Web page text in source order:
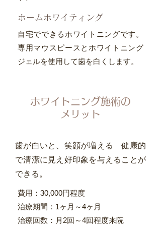
ホームホワイティング
自宅でできるホワイトニングです。
専用マウスピースとホワイトニング
ジェルを使用して歯を白くします。
ホワイトニング施術の
メリット
歯が白いと、笑顔が増える 健康的
で清潔に見え好印象を与えることが
できる。
​費用：30,000円程度
治療期間：1ヶ月～4ヶ月
治療回数：月2回～4回程度来院